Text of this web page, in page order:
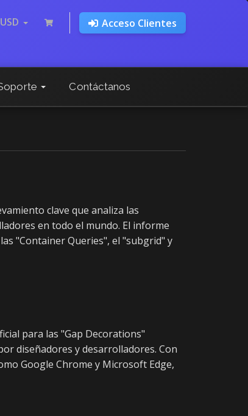
USD Acceso Clientes
Contáctanos
clave que analiza las
en todo el mundo. El informe
"Container Queries", el "subgrid" y
para las "Gap Decorations"
diseñadores y desarrolladores. Con
Google Chrome y Microsoft Edge,